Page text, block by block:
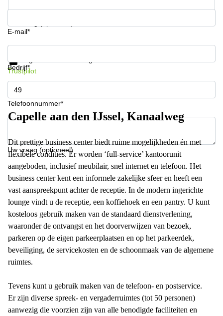
Nijmegen
E-mail*
Bedrijf*
Telefoonnummer*
Uw vraag (optioneel)
Krijg informatie en prijzen
Trustpilot
Capelle aan den IJssel, Kanaalweg
Dit prettige business center biedt ruime mogelijkheden én met
flexibele condities. Er worden ‘full-service’ kantoorunit
aangeboden, inclusief meubilair, snel internet en telefoon. Het
business center kent een informele zakelijke sfeer en heeft een
vast aanspreekpunt achter de receptie. In de modern ingerichte
lounge vindt u de receptie, een koffiehoek en een pantry. U kunt
kosteloos gebruik maken van de standaard dienstverlening,
waaronder de ontvangst en het doorverwijzen van bezoek,
parkeren op de eigen parkeerplaatsen en op het parkeerdek,
beveiliging, de servicekosten en de schoonmaak van de algemene
ruimtes.
Tevens kunt u gebruik maken van de telefoon- en postservice.
Er zijn diverse spreek- en vergaderruimtes (tot 50 personen)
aanwezig die voorzien zijn van alle benodigde faciliteiten en